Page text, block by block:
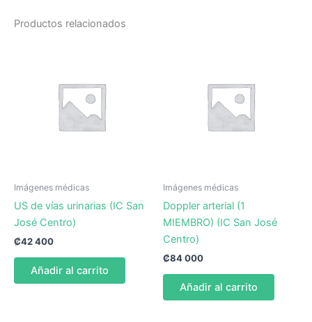
Productos relacionados
Imágenes médicas
US de vías urinarias (IC San
José Centro)
₡42 400
Añadir al carrito
Imágenes médicas
Doppler arterial (1
MIEMBRO) (IC San José
Centro)
₡84 000
Añadir al carrito